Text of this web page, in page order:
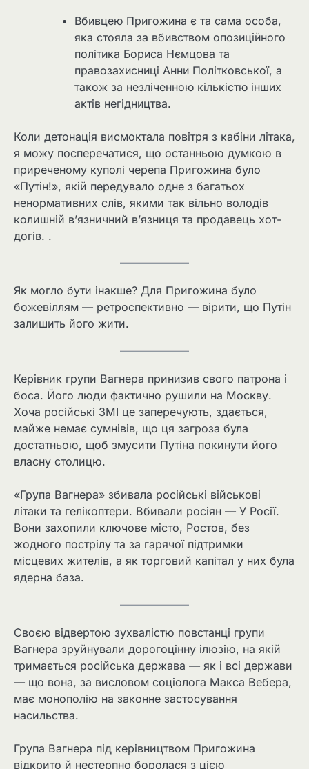
Вбивцею Пригожина є та сама особа,
яка стояла за вбивством опозиційного
політика Бориса Нємцова та
правозахисниці Анни Політковської, а
також за незліченною кількістю інших
актів негідництва.
Коли детонація висмоктала повітря з кабіни літака,
я можу посперечатися, що останньою думкою в
приреченому куполі черепа Пригожина було
«Путін!», якій передувало одне з багатьох
ненормативних слів, якими так вільно володів
колишній в’язничний в’язниця та продавець хот-
догів. .
Як могло бути інакше? Для Пригожина було
божевіллям — ретроспективно — вірити, що Путін
залишить його жити.
Керівник групи Вагнера принизив свого патрона і
боса. Його люди фактично рушили на Москву.
Хоча російські ЗМІ це заперечують, здається,
майже немає сумнівів, що ця загроза була
достатньою, щоб змусити Путіна покинути його
власну столицю.
«Група Вагнера» збивала російські військові
літаки та гелікоптери. Вбивали росіян — У Росії.
Вони захопили ключове місто, Ростов, без
жодного пострілу та за гарячої підтримки
місцевих жителів, а як торговий капітал у них була
ядерна база.
Своєю відвертою зухвалістю повстанці групи
Вагнера зруйнували дорогоцінну ілюзію, на якій
тримається російська держава — як і всі держави
— що вона, за висловом соціолога Макса Вебера,
має монополію на законне застосування
насильства.
Група Вагнера під керівництвом Пригожина
відкрито й нестерпно боролася з цією